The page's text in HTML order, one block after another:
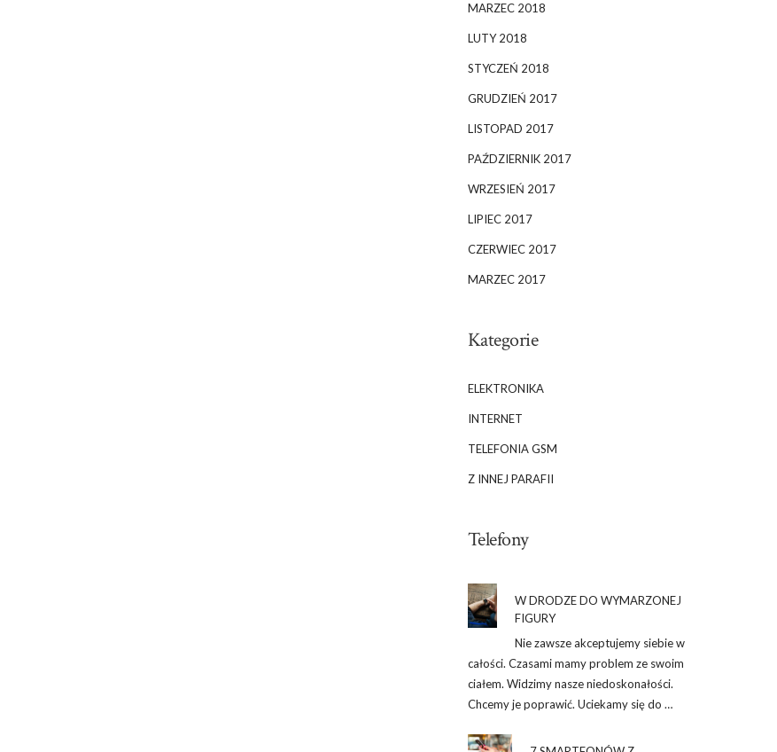
MARZEC 2018
LUTY 2018
STYCZEŃ 2018
GRUDZIEŃ 2017
LISTOPAD 2017
PAŹDZIERNIK 2017
WRZESIEŃ 2017
LIPIEC 2017
CZERWIEC 2017
MARZEC 2017
Kategorie
ELEKTRONIKA
INTERNET
TELEFONIA GSM
Z INNEJ PARAFII
Telefony
W DRODZE DO WYMARZONEJ
FIGURY
Nie zawsze akceptujemy siebie w
całości. Czasami mamy problem ze swoim
ciałem. Widzimy nasze niedoskonałości.
Chcemy je poprawić. Uciekamy się do …